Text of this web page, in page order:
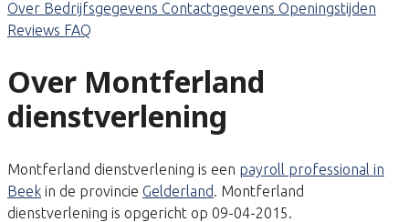
Over Bedrijfsgegevens Contactgegevens Openingstijden
Reviews FAQ
Over Montferland
dienstverlening
Montferland dienstverlening is een payroll professional in
Beek in de provincie Gelderland. Montferland
dienstverlening is opgericht op 09-04-2015.